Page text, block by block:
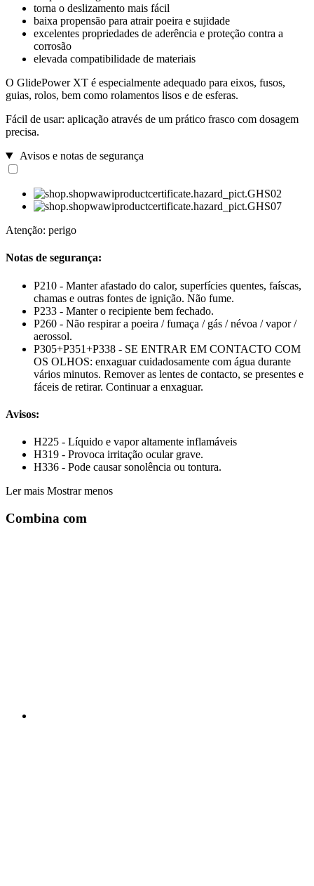
torna o deslizamento mais fácil
baixa propensão para atrair poeira e sujidade
excelentes propriedades de aderência e proteção contra a
corrosão
elevada compatibilidade de materiais
O GlidePower XT é especialmente adequado para eixos, fusos,
guias, rolos, bem como rolamentos lisos e de esferas.
Fácil de usar: aplicação através de um prático frasco com dosagem
precisa.
Avisos e notas de segurança
Atenção: perigo
Notas de segurança:
P210 - Manter afastado do calor, superfícies quentes, faíscas,
chamas e outras fontes de ignição. Não fume.
P233 - Manter o recipiente bem fechado.
P260 - Não respirar a poeira / fumaça / gás / névoa / vapor /
aerossol.
P305+P351+P338 - SE ENTRAR EM CONTACTO COM
OS OLHOS: enxaguar cuidadosamente com água durante
vários minutos. Remover as lentes de contacto, se presentes e
fáceis de retirar. Continuar a enxaguar.
Avisos:
H225 - Líquido e vapor altamente inflamáveis
H319 - Provoca irritação ocular grave.
H336 - Pode causar sonolência ou tontura.
Ler mais Mostrar menos
Combina com